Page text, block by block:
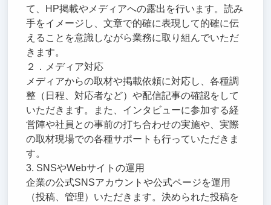
て、HP掲載やメディアへの露出を行います。読み
手をイメージし、文章で的確に表現して的確に伝
えることを意識しながら業務に取り組んでいただ
きます。
２．メディア対応
メディアからの取材や掲載依頼に対応し、各種調
整（日程、対応者など）や配信記事の確認をして
いただきます。また、インタビューに参加する経
営陣や社員との事前の打ち合わせの実施や、実際
の取材現場での各種サポートも行っていただきま
す。
3. SNSやWebサイトの運用
企業の公式SNSアカウントや公式ページを運用
（投稿、管理）いただきます。決められた投稿を